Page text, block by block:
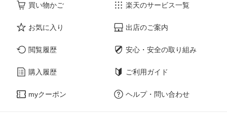
買い物かご
お気に入り
閲覧履歴
購入履歴
myクーポン
楽天のサービス一覧
出店のご案内
安心・安全の取り組み
ご利用ガイド
ヘルプ・問い合わせ